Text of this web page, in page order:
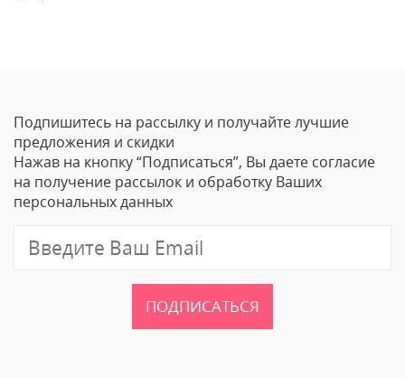
Ваше Имя
Email
Подпишитесь на рассылку и получайте лучшие
предложения и скидки
Нажав на кнопку “Подписаться”, Вы даете согласие
на получение рассылок и обработку Ваших
персональных данных
ПОДПИСАТЬСЯ